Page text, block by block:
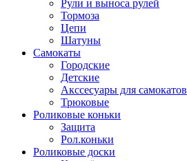
Рули и выноса рулей
Тормоза
Цепи
Шатуны
Самокаты
Городские
Детские
Акссесуары для самокатов
Трюковые
Роликовые коньки
Защита
Рол.коньки
Роликовые доски